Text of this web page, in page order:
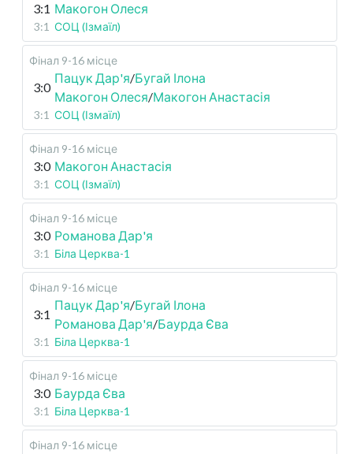
3:1 Макогон Олеся
3:1 СОЦ (Ізмаїл)
Фінал 9-16 місце
3:0
Пацук Дар'я/Бугай Ілона
Макогон Олеся/Макогон Анастасія
3:1 СОЦ (Ізмаїл)
Фінал 9-16 місце
3:0 Макогон Анастасія
3:1 СОЦ (Ізмаїл)
Фінал 9-16 місце
3:0 Романова Дар'я
3:1 Біла Церква-1
Фінал 9-16 місце
3:1
Пацук Дар'я/Бугай Ілона
Романова Дар'я/Баурда Єва
3:1 Біла Церква-1
Фінал 9-16 місце
3:0 Баурда Єва
3:1 Біла Церква-1
Фінал 9-16 місце